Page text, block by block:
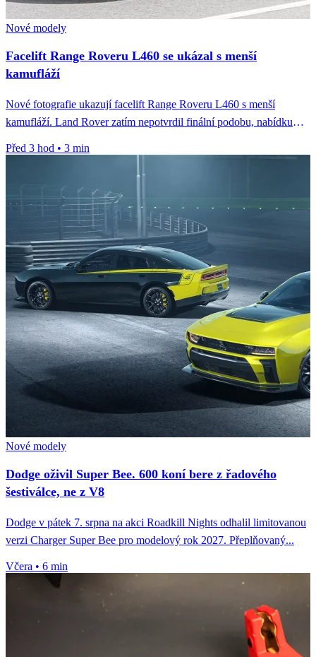
Nové modely
Facelift Range Roveru L460 se ukázal s menší
kamufláží
Nové fotografie ukazují facelift Range Roveru L460 s menší
kamufláží. Land Rover zatím nepotvrdil finální podobu, nabídku
Před 3 hod • 3 min
Nové modely
Dodge oživil Super Bee. 600 koní bere z řadového
šestiválce, ne z V8
Dodge v pátek 7. srpna na akci Roadkill Nights odhalil limitovanou
verzi Charger Super Bee pro modelový rok 2027. Přeplňovaný...
Včera • 6 min